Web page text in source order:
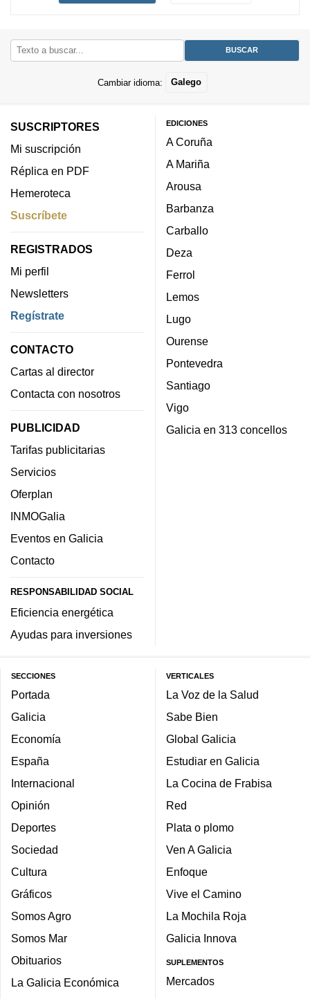
Cambiar idioma: Galego
SUSCRIPTORES
Mi suscripción
Réplica en PDF
Hemeroteca
Suscríbete
REGISTRADOS
Mi perfil
Newsletters
Regístrate
CONTACTO
Cartas al director
Contacta con nosotros
PUBLICIDAD
Tarifas publicitarias
Servicios
Oferplan
INMOGalia
Eventos en Galicia
Contacto
RESPONSABILIDAD SOCIAL
Eficiencia energética
Ayudas para inversiones
EDICIONES
A Coruña
A Mariña
Arousa
Barbanza
Carballo
Deza
Ferrol
Lemos
Lugo
Ourense
Pontevedra
Santiago
Vigo
Galicia en 313 concellos
SECCIONES
Portada
Galicia
Economía
España
Internacional
Opinión
Deportes
Sociedad
Cultura
Gráficos
Somos Agro
Somos Mar
Obituarios
La Galicia Económica
VERTICALES
La Voz de la Salud
Sabe Bien
Global Galicia
Estudiar en Galicia
La Cocina de Frabisa
Red
Plata o plomo
Ven A Galicia
Enfoque
Vive el Camino
La Mochila Roja
Galicia Innova
SUPLEMENTOS
Mercados